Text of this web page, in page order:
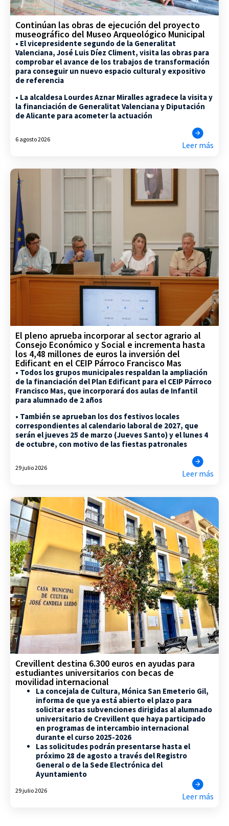
Continúan las obras de ejecución del proyecto
museográfico del Museo Arqueológico Municipal
• El vicepresidente segundo de la Generalitat
Valenciana, José Luis Díez Climent, visita las obras para
comprobar el avance de los trabajos de transformación
para conseguir un nuevo espacio cultural y expositivo
de referencia
• La alcaldesa Lourdes Aznar Miralles agradece la visita y
la financiación de Generalitat Valenciana y Diputación
de Alicante para acometer la actuación
6 agosto 2026
Leer más
El pleno aprueba incorporar al sector agrario al
Consejo Económico y Social e incrementa hasta
los 4,48 millones de euros la inversión del
Edificant en el CEIP Párroco Francisco Mas
• Todos los grupos municipales respaldan la ampliación
de la financiación del Plan Edificant para el CEIP Párroco
Francisco Mas, que incorporará dos aulas de Infantil
para alumnado de 2 años
• También se aprueban los dos festivos locales
correspondientes al calendario laboral de 2027, que
serán el jueves 25 de marzo (Jueves Santo) y el lunes 4
de octubre, con motivo de las fiestas patronales
29 julio 2026
Leer más
Crevillent destina 6.300 euros en ayudas para
estudiantes universitarios con becas de
movilidad internacional
La concejala de Cultura, Mónica San Emeterio Gil,
informa de que ya está abierto el plazo para
solicitar estas subvenciones dirigidas al alumnado
universitario de Crevillent que haya participado
en programas de intercambio internacional
durante el curso 2025-2026
Las solicitudes podrán presentarse hasta el
próximo 28 de agosto a través del Registro
General o de la Sede Electrónica del
Ayuntamiento
29 julio 2026
Leer más